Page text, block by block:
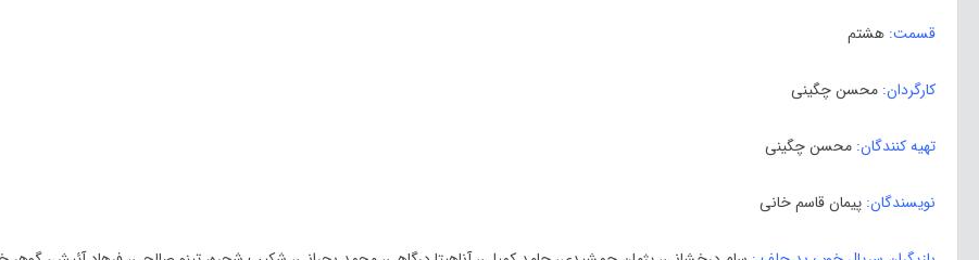
قسمت: هشتم
کارگردان: محسن چگینی
تهیه کنندگان: محسن چگینی
نویسندگان: پیمان قاسم خانی